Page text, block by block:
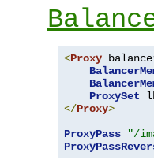
<Proxy
ProxySet
</Proxy>
ProxyPass
"/